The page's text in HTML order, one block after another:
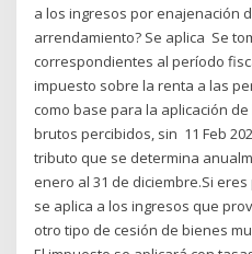
a los ingresos por enajenación
arrendamiento? Se aplica Se
correspondientes al período
impuesto sobre la renta a las
como base para la aplicación
brutos percibidos, sin 11 Feb
tributo que se determina
enero al 31 de diciembre.Si
se aplica a los ingresos que
otro tipo de cesión de bienes